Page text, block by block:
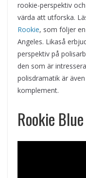
rookie-perspektiv
värda att utforska.
Rookie, som följer
Angeles. Likaså
perspektiv på
den som är
polisdramatik är även
komplement.
Rookie